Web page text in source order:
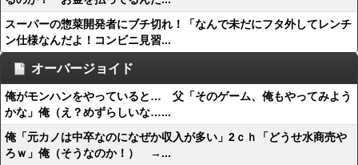
スーパーの惣菜開発者にブチ切れ！「なんで未だにフタ外してレンチ
ン仕様なんだよ！コンビニ見習...
オーバージョイド
俺がモンハンをやっていると… 父「そのゲーム、俺もやってみよう
かな」俺（え？めずらしいな…...
俺「元カノは中卒なのになぜか収入が多い」2ｃｈ「どうせ水商売や
ろｗ」俺（そうなのか！） →...